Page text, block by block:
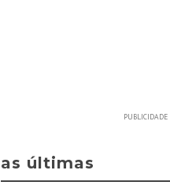
PUBLICIDADE
as últimas